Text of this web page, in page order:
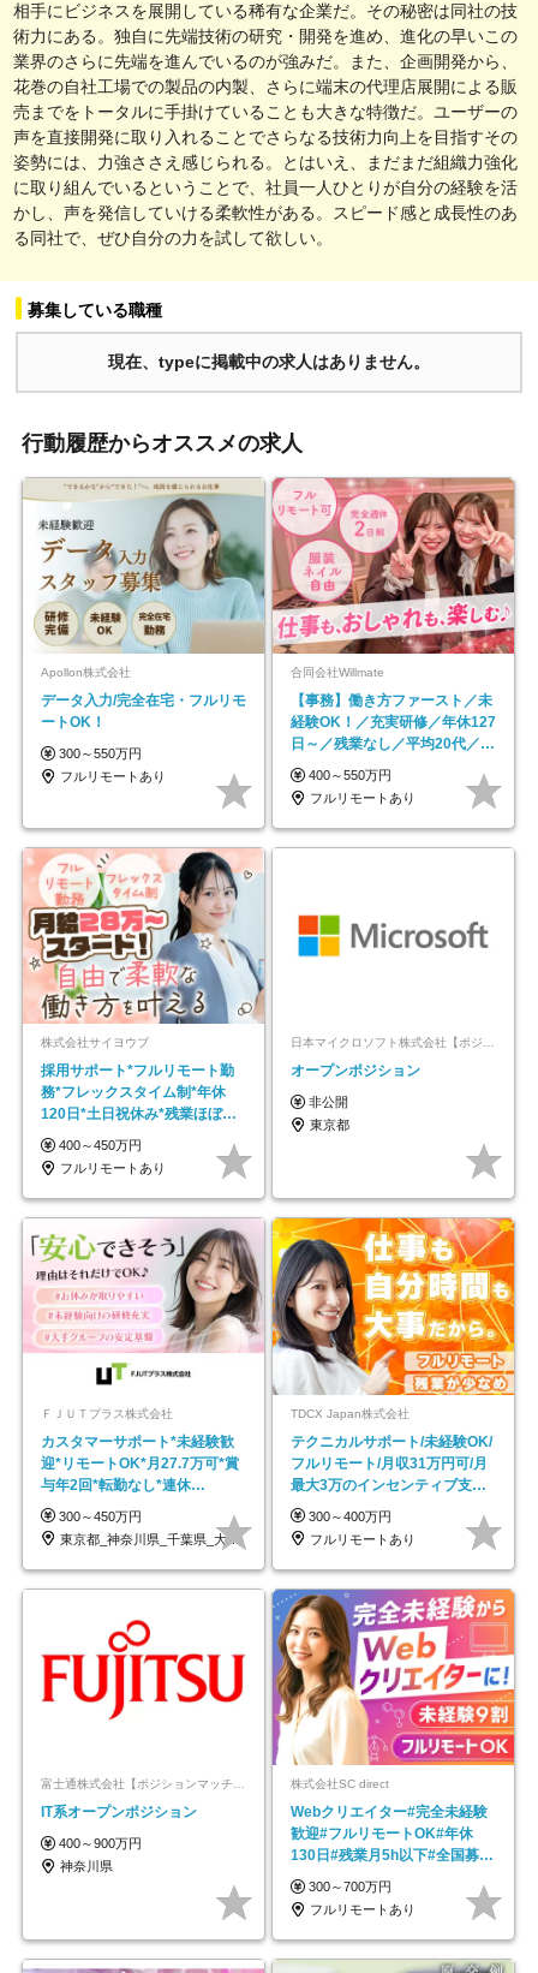
相手にビジネスを展開している稀有な企業だ。その秘密は同社の技
術力にある。独自に先端技術の研究・開発を進め、進化の早いこの
業界のさらに先端を進んでいるのが強みだ。また、企画開発から、
花巻の自社工場での製品の内製、さらに端末の代理店展開による販
売までをトータルに手掛けていることも大きな特徴だ。ユーザーの
声を直接開発に取り入れることでさらなる技術力向上を目指すその
姿勢には、力強ささえ感じられる。とはいえ、まだまだ組織力強化
に取り組んでいるということで、社員一人ひとりが自分の経験を活
かし、声を発信していける柔軟性がある。スピード感と成長性のあ
る同社で、ぜひ自分の力を試して欲しい。
募集している職種
現在、typeに掲載中の求人はありません。
行動履歴からオススメの求人
Apollon株式会社
データ入力/完全在宅・フルリモ
ートOK！
300～550万円
フルリモートあり
合同会社Willmate
【事務】働き方ファースト／未
経験OK！／充実研修／年休127
日～／残業なし／平均20代／リ
モートOK
400～550万円
フルリモートあり
株式会社サイヨウブ
採用サポート*フルリモート勤
務*フレックスタイム制*年休
120日*土日祝休み*残業ほぼな
し*育児中社員8割以上
400～450万円
フルリモートあり
日本マイクロソフト株式会社【ポジションマッチ登録】
オープンポジション
非公開
東京都
ＦＪＵＴプラス株式会社
カスタマーサポート*未経験歓
迎*リモートOK*月27.7万可*賞
与年2回*転勤なし*連休
OK/ZE010232
300～450万円
東京都_神奈川県_千葉県_大阪府_愛知県…
TDCX Japan株式会社
テクニカルサポート/未経験OK/
フルリモート/月収31万円可/月
最大3万のインセンティブ支給/
平均年齢33歳
300～400万円
フルリモートあり
富士通株式会社【ポジションマッチ登録】
IT系オープンポジション
400～900万円
神奈川県
株式会社SC direct
Webクリエイター#完全未経験
歓迎#フルリモートOK#年休
130日#残業月5h以下#全国募集
#最大1年の研修
300～700万円
フルリモートあり